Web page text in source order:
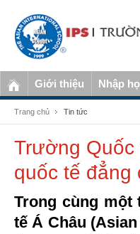
Giới thiệu Nhập
Trang chủ Tin tức
Trường
quốc tế đẳng
Trong cùng
tế Á Châu